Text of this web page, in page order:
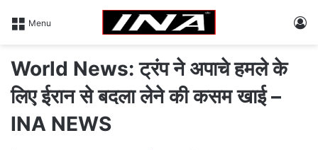
Menu
World News: ट्रंप ने अपाचे हमले के
लिए ईरान से बदला लेने की कसम खाई –
INA NEWS